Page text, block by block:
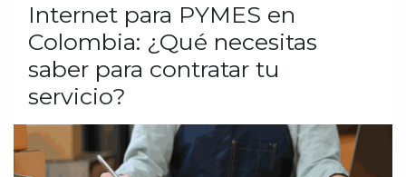
Internet para PYMES en
Colombia: ¿Qué necesitas
saber para contratar tu
servicio?